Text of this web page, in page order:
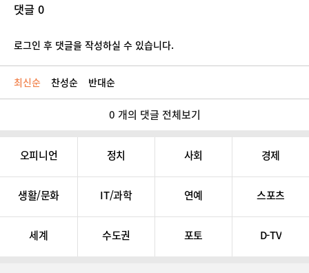
댓글 0
로그인 후 댓글을 작성하실 수 있습니다.
최신순 찬성순 반대순
0 개의 댓글 전체보기
오피니언 정치 사회 경제
생활/문화 IT/과학 연예 스포츠
세계 수도권 포토 D-TV